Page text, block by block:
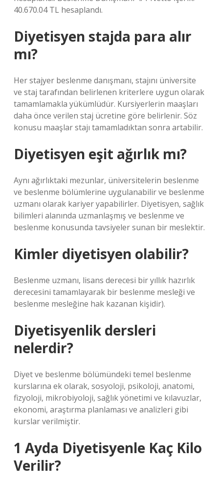
40.670.04 TL hesaplandı.
Diyetisyen stajda para alır
mı?
Her stajyer beslenme danışmanı, stajını üniversite
ve staj tarafından belirlenen kriterlere uygun olarak
tamamlamakla yükümlüdür. Kursiyerlerin maaşları
daha önce verilen staj ücretine göre belirlenir. Söz
konusu maaşlar stajı tamamladıktan sonra artabilir.
Diyetisyen eşit ağırlık mı?
Aynı ağırlıktaki mezunlar, üniversitelerin beslenme
ve beslenme bölümlerine uygulanabilir ve beslenme
uzmanı olarak kariyer yapabilirler. Diyetisyen, sağlık
bilimleri alanında uzmanlaşmış ve beslenme ve
beslenme konusunda tavsiyeler sunan bir meslektir.
Kimler diyetisyen olabilir?
Beslenme uzmanı, lisans derecesi bir yıllık hazırlık
derecesini tamamlayarak bir beslenme mesleği ve
beslenme mesleğine hak kazanan kişidir).
Diyetisyenlik dersleri
nelerdir?
Diyet ve beslenme bölümündeki temel beslenme
kurslarına ek olarak, sosyoloji, psikoloji, anatomi,
fizyoloji, mikrobiyoloji, sağlık yönetimi ve kılavuzlar,
ekonomi, araştırma planlaması ve analizleri gibi
kurslar verilmiştir.
1 Ayda Diyetisyenle Kaç Kilo
Verilir?